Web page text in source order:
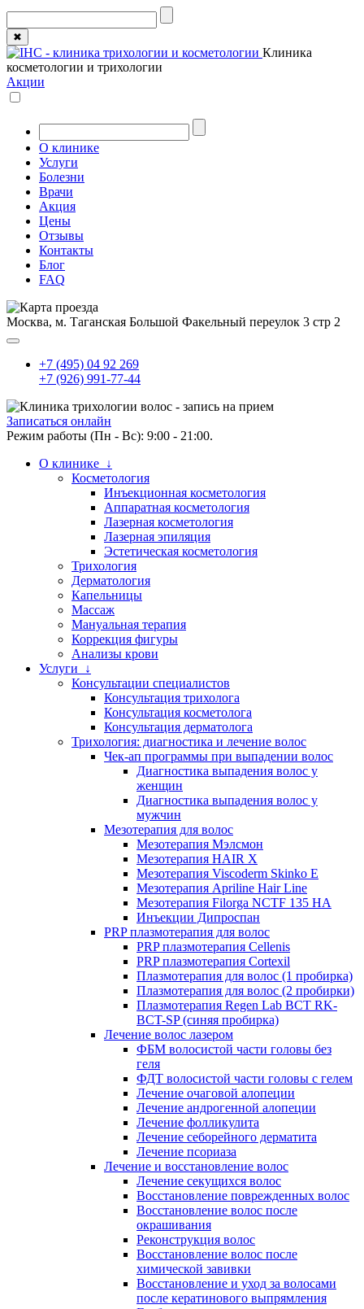
✖
Клиника
косметологии и трихологии
Акции
О клинике
Услуги
Болезни
Врачи
Акция
Цены
Отзывы
Контакты
Блог
FAQ
Москва, м. Таганская Большой Факельный переулок 3 стр 2
+7 (495) 04 92 269
+7 (926) 991-77-44
Записаться онлайн
Режим работы (Пн - Вс): 9:00 - 21:00.
О клинике ↓
Косметология
Инъекционная косметология
Аппаратная косметология
Лазерная косметология
Лазерная эпиляция
Эстетическая косметология
Трихология
Дерматология
Капельницы
Массаж
Мануальная терапия
Коррекция фигуры
Анализы крови
Услуги ↓
Консультации специалистов
Консультация трихолога
Консультация косметолога
Консультация дерматолога
Трихология: диагностика и лечение волос
Чек-ап программы при выпадении волос
Диагностика выпадения волос у
женщин
Диагностика выпадения волос у
мужчин
Мезотерапия для волос
Мезотерапия Мэлсмон
Мезотерапия HAIR X
Мезотерапия Viscoderm Skinko E
Мезотерапия Apriline Hair Line
Мезотерапия Filorga NCTF 135 HA
Инъекции Дипроспан
PRP плазмотерапия для волос
PRP плазмотерапия Cellenis
PRP плазмотерапия Cortexil
Плазмотерапия для волос (1 пробирка)
Плазмотерапия для волос (2 пробирки)
Плазмотерапия Regen Lab BCT RK-
BCT-SP (синяя пробирка)
Лечение волос лазером
ФБМ волосистой части головы без
геля
ФДТ волосистой части головы с гелем
Лечение очаговой алопеции
Лечение андрогенной алопеции
Лечение фолликулита
Лечение себорейного дерматита
Лечение псориаза
Лечение и восстановление волос
Лечение секущихся волос
Восстановление поврежденных волос
Восстановление волос после
окрашивания
Реконструкция волос
Восстановление волос после
химической завивки
Восстановление и уход за волосами
после кератинового выпрямления